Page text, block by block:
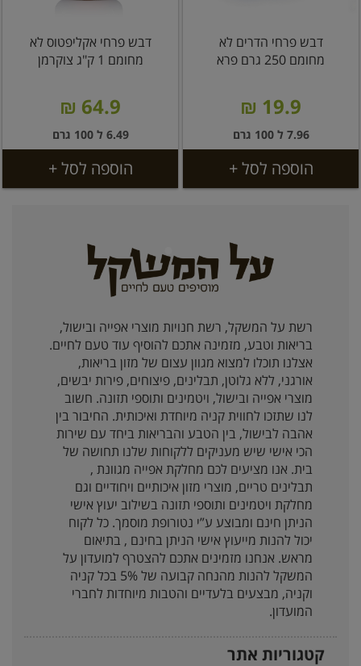
דבש פרחי הדרים לא
מחומם 250 גרם פרא
19.9 ₪
7.96 ל 100 גרם
הוספה לסל +
דבש פרחי אקליפטוס לא
מחומם 1 ק"ג צוקרמן
64.9 ₪
6.49 ל 100 גרם
הוספה לסל +
רשת על המשקל, רשת חנויות מוצרי אפייה ובישול,
בריאות וטבע, מזמינה אתכם להוסיף עוד טעם לחיים.
אצלנו תוכלו למצוא מגוון עצום של מזון בריאות,
אורגני, ללא גלוטן, תבלינים, פיצוחים, פירות יבשים,
מוצרי אפייה ובישול, ויטמינים ותוספי תזונה. חשוב
לנו שתזכו לחווית קניה מיוחדת ואיכותית. החיבור בין
אהבה לבישול, בין הטבע והבריאות ביחד עם שירות
הכי אישי שיש מעניקים ללקוחות שלנו תחושה של
בית. אנו מציעים לכם מחלקת אפייה מגוונת ,
תבלינים טריים, מוצרי מזון איכותיים ויחודיים וגם
מחלקת ויטמינים ותוספי תזונה בשילוב יעוץ אישי
הניתן חינם ומבוצע ע”י נטורופת מוסמך. כל לקוח
יכול להנות מייעוץ אישי הניתן בחינם , בתיאום
מראש. אנחנו מזמינים אתכם להצטרף למועדון על
המשקל להנות מהנחה קבועה של 5% בכל קניה
וקניה, מבצעים בלעדיים והטבות מיוחדות לחברי
המועדון.
קטגוריות אתר